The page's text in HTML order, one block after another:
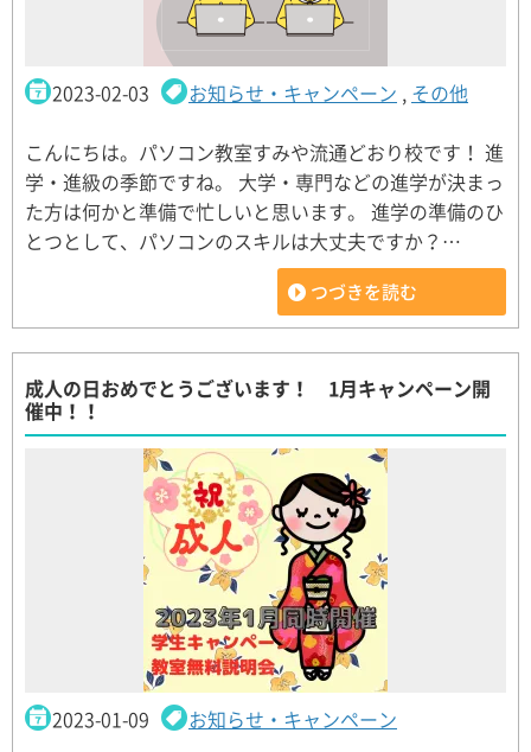
2023-02-03 お知らせ・キャンペーン , その他
こんにちは。パソコン教室すみや流通どおり校です！ 進
学・進級の季節ですね。 大学・専門などの進学が決まっ
た方は何かと準備で忙しいと思います。 進学の準備のひ
とつとして、パソコンのスキルは大丈夫ですか？…
つづきを読む
成人の日おめでとうございます！ 1月キャンペーン開
催中！！
2023-01-09 お知らせ・キャンペーン